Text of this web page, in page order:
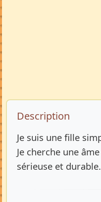
Description de
Description
Je suis une fille
Je cherche une
sérieuse et